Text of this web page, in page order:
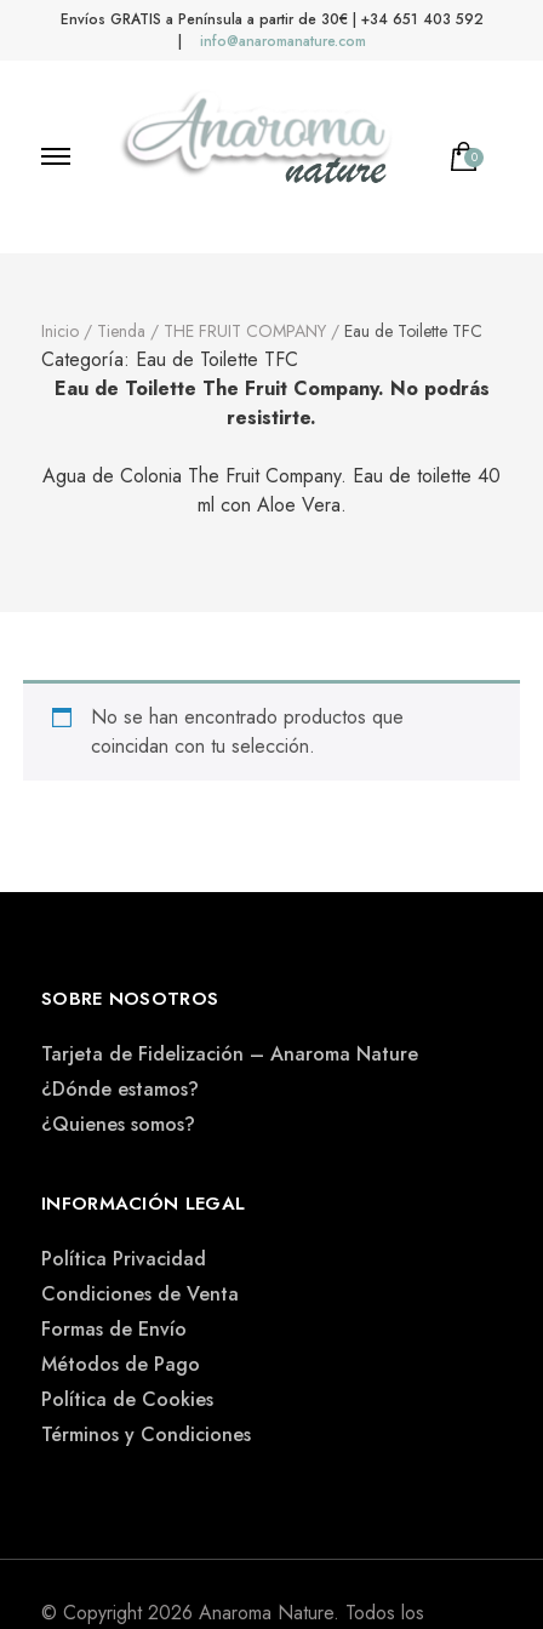
Envíos GRATIS a Península a partir de 30€ | +34 651 403 592
|
info@anaromanature.com
0
Inicio / Tienda / THE FRUIT COMPANY / Eau de Toilette TFC
Categoría: Eau de Toilette TFC
Eau de Toilette The Fruit Company. No podrás
resistirte.
Agua de Colonia The Fruit Company. Eau de toilette 40
ml con Aloe Vera.
No se han encontrado productos que
coincidan con tu selección.
SOBRE NOSOTROS
Tarjeta de Fidelización – Anaroma Nature
¿Dónde estamos?
¿Quienes somos?
INFORMACIÓN LEGAL
Política Privacidad
Condiciones de Venta
Formas de Envío
Métodos de Pago
Política de Cookies
Términos y Condiciones
© Copyright 2026 Anaroma Nature. Todos los